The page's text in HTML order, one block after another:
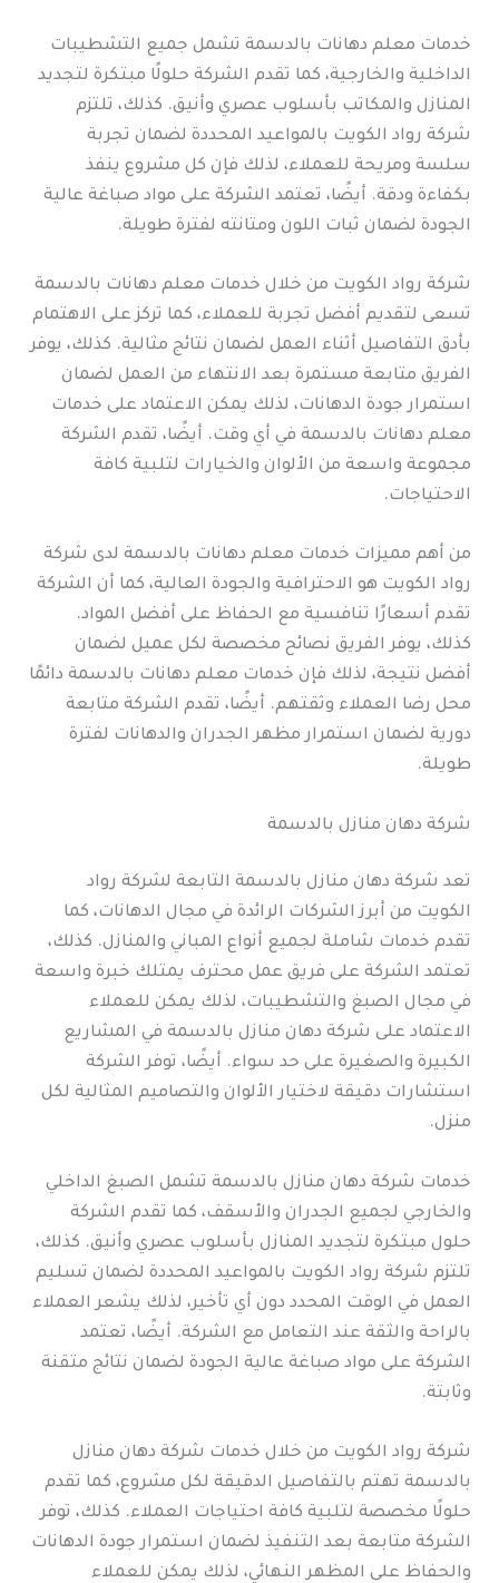
خدمات معلم دهانات بالدسمة تشمل جميع التشطيبات
الداخلية والخارجية، كما تقدم الشركة حلولًا مبتكرة لتجديد
المنازل والمكاتب بأسلوب عصري وأنيق. كذلك، تلتزم
شركة رواد الكويت بالمواعيد المحددة لضمان تجربة
سلسة ومريحة للعملاء، لذلك فإن كل مشروع ينفذ
بكفاءة ودقة. أيضًا، تعتمد الشركة على مواد صباغة عالية
الجودة لضمان ثبات اللون ومتانته لفترة طويلة.
شركة رواد الكويت من خلال خدمات معلم دهانات بالدسمة
تسعى لتقديم أفضل تجربة للعملاء، كما تركز على الاهتمام
بأدق التفاصيل أثناء العمل لضمان نتائج مثالية. كذلك، يوفر
الفريق متابعة مستمرة بعد الانتهاء من العمل لضمان
استمرار جودة الدهانات، لذلك يمكن الاعتماد على خدمات
معلم دهانات بالدسمة في أي وقت. أيضًا، تقدم الشركة
مجموعة واسعة من الألوان والخيارات لتلبية كافة
الاحتياجات.
من أهم مميزات خدمات معلم دهانات بالدسمة لدى شركة
رواد الكويت هو الاحترافية والجودة العالية، كما أن الشركة
تقدم أسعارًا تنافسية مع الحفاظ على أفضل المواد.
كذلك، يوفر الفريق نصائح مخصصة لكل عميل لضمان
أفضل نتيجة، لذلك فإن خدمات معلم دهانات بالدسمة دائمًا
محل رضا العملاء وثقتهم. أيضًا، تقدم الشركة متابعة
دورية لضمان استمرار مظهر الجدران والدهانات لفترة
طويلة.
شركة دهان منازل بالدسمة
تعد شركة دهان منازل بالدسمة التابعة لشركة رواد
الكويت من أبرز الشركات الرائدة في مجال الدهانات، كما
تقدم خدمات شاملة لجميع أنواع المباني والمنازل. كذلك،
تعتمد الشركة على فريق عمل محترف يمتلك خبرة واسعة
في مجال الصبغ والتشطيبات، لذلك يمكن للعملاء
الاعتماد على شركة دهان منازل بالدسمة في المشاريع
الكبيرة والصغيرة على حد سواء. أيضًا، توفر الشركة
استشارات دقيقة لاختيار الألوان والتصاميم المثالية لكل
منزل.
خدمات شركة دهان منازل بالدسمة تشمل الصبغ الداخلي
والخارجي لجميع الجدران والأسقف، كما تقدم الشركة
حلول مبتكرة لتجديد المنازل بأسلوب عصري وأنيق. كذلك،
تلتزم شركة رواد الكويت بالمواعيد المحددة لضمان تسليم
العمل في الوقت المحدد دون أي تأخير، لذلك يشعر العملاء
بالراحة والثقة عند التعامل مع الشركة. أيضًا، تعتمد
الشركة على مواد صباغة عالية الجودة لضمان نتائج متقنة
وثابتة.
شركة رواد الكويت من خلال خدمات شركة دهان منازل
بالدسمة تهتم بالتفاصيل الدقيقة لكل مشروع، كما تقدم
حلولًا مخصصة لتلبية كافة احتياجات العملاء. كذلك، توفر
الشركة متابعة بعد التنفيذ لضمان استمرار جودة الدهانات
والحفاظ على المظهر النهائي، لذلك يمكن للعملاء